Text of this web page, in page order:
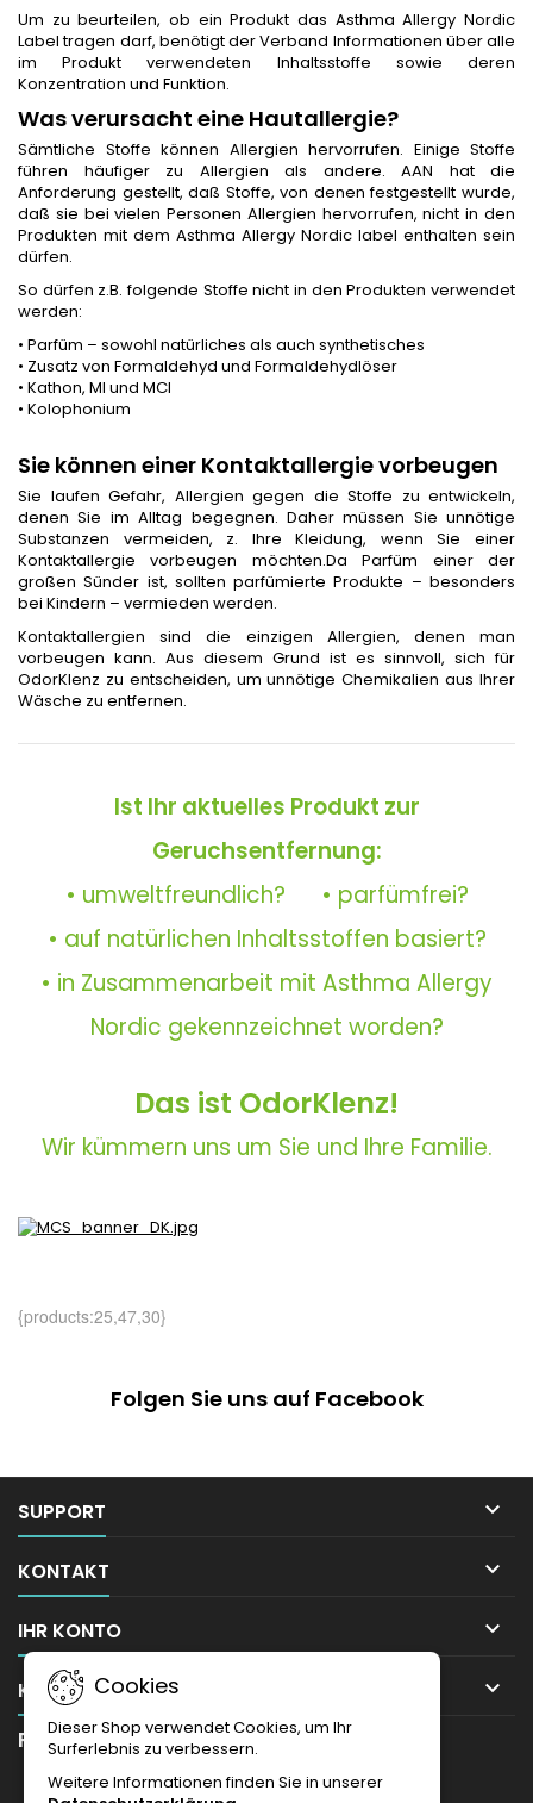
Um zu beurteilen, ob ein Produkt das Asthma Allergy Nordic
Label tragen darf, benötigt der Verband Informationen über alle
im Produkt verwendeten Inhaltsstoffe sowie deren
Konzentration und Funktion.
Was verursacht eine Hautallergie?
Sämtliche Stoffe können Allergien hervorrufen. Einige Stoffe
führen häufiger zu Allergien als andere. AAN hat die
Anforderung gestellt, daß Stoffe, von denen festgestellt wurde,
daß sie bei vielen Personen Allergien hervorrufen, nicht in den
Produkten mit dem Asthma Allergy Nordic label enthalten sein
dürfen.
So dürfen z.B. folgende Stoffe nicht in den Produkten verwendet
werden:
• Parfüm – sowohl natürliches als auch synthetisches
• Zusatz von Formaldehyd und Formaldehydlöser
• Kathon, MI und MCI
• Kolophonium
Sie können einer Kontaktallergie vorbeugen
Sie laufen Gefahr, Allergien gegen die Stoffe zu entwickeln,
denen Sie im Alltag begegnen. Daher müssen Sie unnötige
Substanzen vermeiden, z. Ihre Kleidung, wenn Sie einer
Kontaktallergie vorbeugen möchten.Da Parfüm einer der
großen Sünder ist, sollten parfümierte Produkte – besonders
bei Kindern – vermieden werden.
Kontaktallergien sind die einzigen Allergien, denen man
vorbeugen kann. Aus diesem Grund ist es sinnvoll, sich für
OdorKlenz zu entscheiden, um unnötige Chemikalien aus Ihrer
Wäsche zu entfernen.
Ist Ihr aktuelles Produkt zur
Geruchsentfernung:
• umweltfreundlich? • parfümfrei?
• auf natürlichen Inhaltsstoffen basiert?
• in Zusammenarbeit mit Asthma Allergy
Nordic gekennzeichnet worden?
Das ist OdorKlenz!
Wir kümmern uns um Sie und Ihre Familie.
{products:25,47,30}
Folgen Sie uns auf Facebook
SUPPORT 
KONTAKT 
IHR KONTO 
KONTAKT 
Cookies
Dieser Shop verwendet Cookies, um Ihr
Surferlebnis zu verbessern.
Weitere Informationen finden Sie in unserer
Payment methods
NEWSLETTER